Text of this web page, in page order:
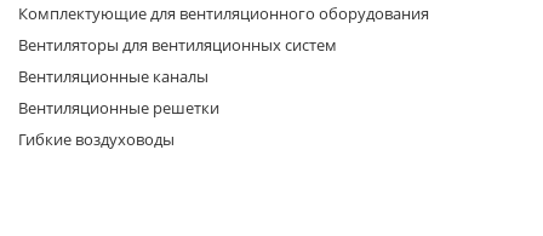
Комплектующие для вентиляционного оборудования
Вентиляторы для вентиляционных систем
Вентиляционные каналы
Вентиляционные решетки
Гибкие воздуховоды